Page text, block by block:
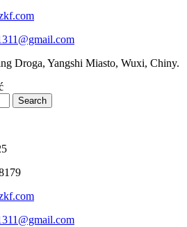
Droga, Yangshi Miasto, Wuxi, Chiny.